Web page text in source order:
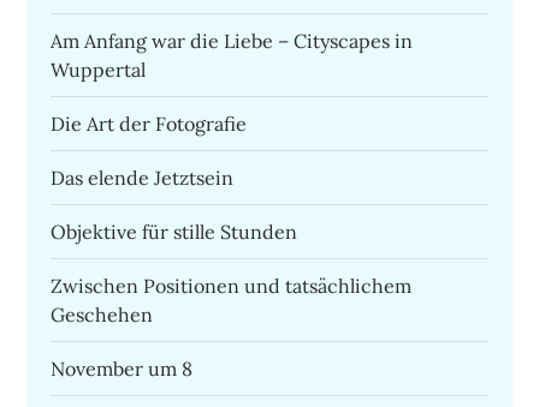
Am Anfang war die Liebe – Cityscapes in
Wuppertal
Die Art der Fotografie
Das elende Jetztsein
Objektive für stille Stunden
Zwischen Positionen und tatsächlichem
Geschehen
November um 8